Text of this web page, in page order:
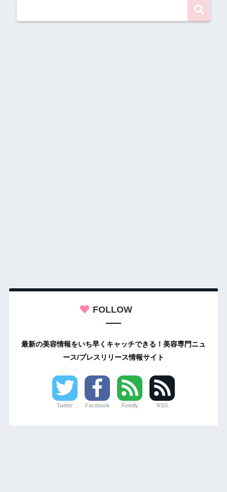
FOLLOW
最新の美容情報をいち早くキャッチできる！美容専門ニュ
ース/プレスリリース情報サイト
Twitter Facebook Feedly RSS